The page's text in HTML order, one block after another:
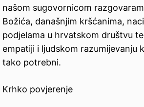
našom sugovornicom
Božića, današnjim kršćanima,
podjelama u hrvatskom društvu
empatiji i ljudskom razumijevanju
tako potrebni.
Krhko povjerenje